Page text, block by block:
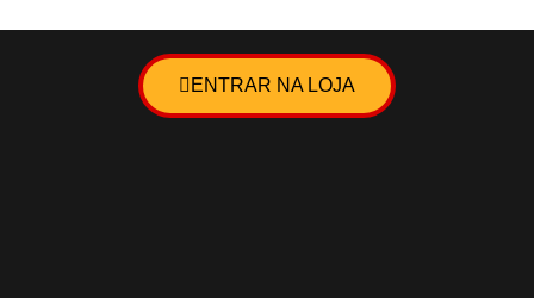
ENTRAR NA LOJA